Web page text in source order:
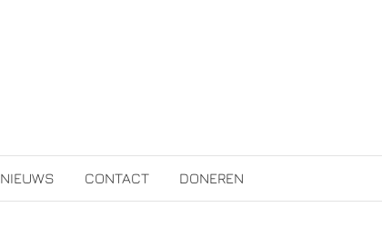
NIEUWS CONTACT DONEREN